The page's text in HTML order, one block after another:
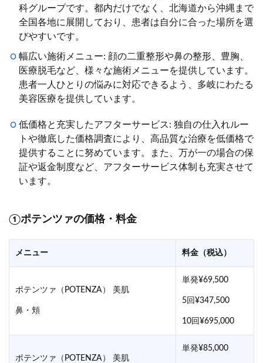
科グループです。都内だけでなく、北海道から沖縄まで
全国各地に展開しており、患者は自分に合った場所を選
びやすいです。
幅広い施術メニュー: 顔の二重整形や鼻の整形、豊胸、
医療脱毛など、様々な施術メニューを提供しています。
患者一人ひとりの悩みに対応できるよう、多岐にわたる
美容医療を提供しています。
低価格と充実したアフターサービス: 独自の仕入れルー
トや徹底した価格調査により、高品質な治療を低価格で
提供することに努めています。また、万が一の場合の保
証や返金制度など、アフターサービス体制も充実させて
います。
①ポテンツァの価格・料金
メニュー 料金（税込）
ポテンツァ（POTENZA） 美肌
鼻・頬
単発¥69,500
5回¥347,500
10回¥695,000
ポテンツァ（POTENZA） 美肌
単発¥85,000